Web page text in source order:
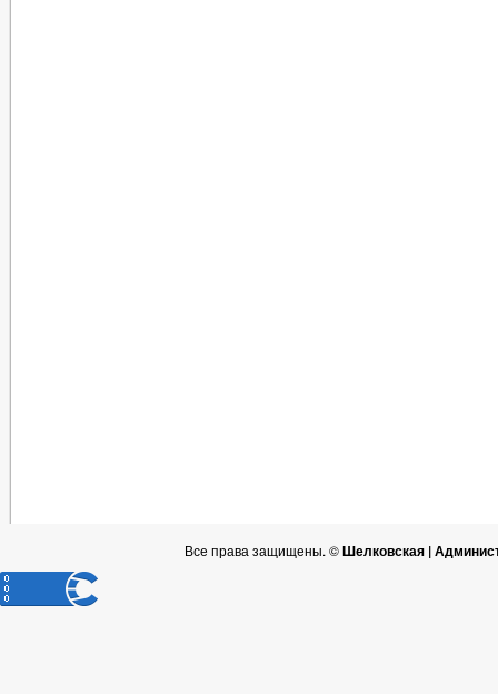
Все права защищены. ©Шелковская |